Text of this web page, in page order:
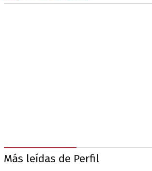
Más leídas de Perfil